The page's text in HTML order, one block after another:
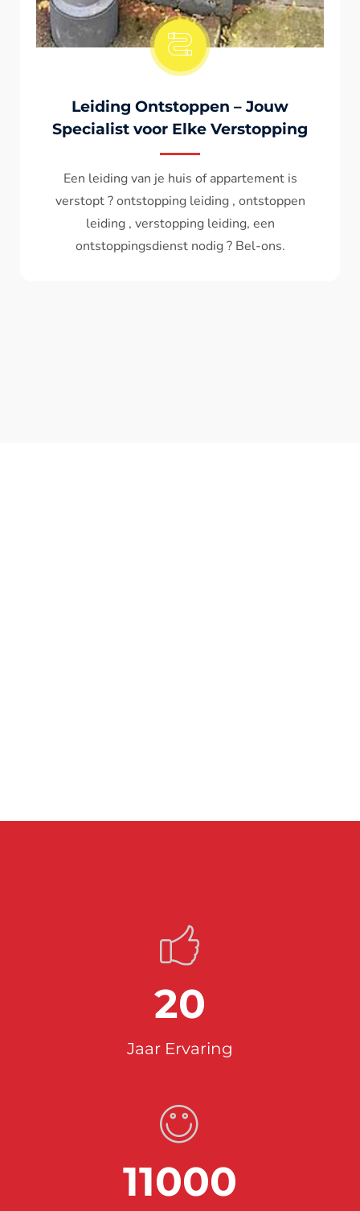
Onstopping Van Wc-Tiolet
Wc spoelt niet meer door ? het water komt
terug ? ontstoppen wc , ontstopping wc , wc
verstopt , een ontstoppingsdienst nodig ?
Bel - ons ? V.A 119€
20
Jaar Ervaring
11000